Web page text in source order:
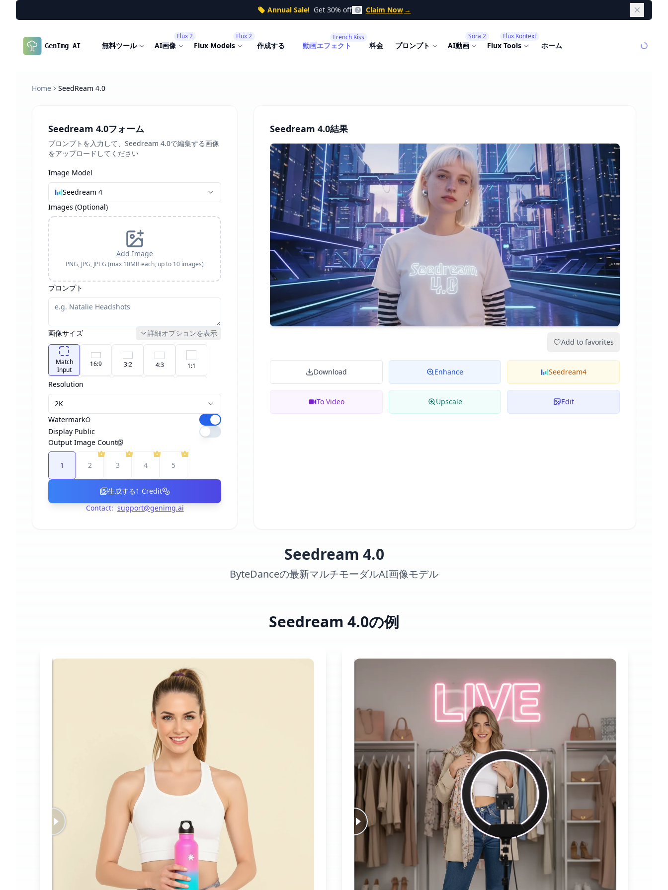
Annual Sale! Get 30% off Claim Now → Dismiss
GenImg AI 無料ツール AI画像
Flux 2
Flux Models
Flux 2
作成する 動画エフェクト
French Kiss
料金 プロンプト AI動画
Sora 2
Flux Tools
Flux Kontext
ホーム
Home SeedReam 4.0
Seedream 4.0フォーム
プロンプトを入力して、Seedream 4.0で編集する画像
をアップロードしてください
Image Model
Seedream 4
Images (Optional)
Add Image
PNG, JPG, JPEG (max 10MB each, up to 10 images)
プロンプト
画像サイズ 詳細オプションを表示
Match
Input
16:9 3:2 4:3 1:1
21:9 custom
Resolution
2K
Watermark
Display Public
Output Image Count
1 2 3 4 5
生成する1 Credit
Contact: support@genimg.ai
Seedream 4.0結果
Add to favorites
Download Enhance Seedream4
To Video Upscale Edit
Seedream 4.0
ByteDanceの最新マルチモーダルAI画像モデル
Seedream 4.0の例